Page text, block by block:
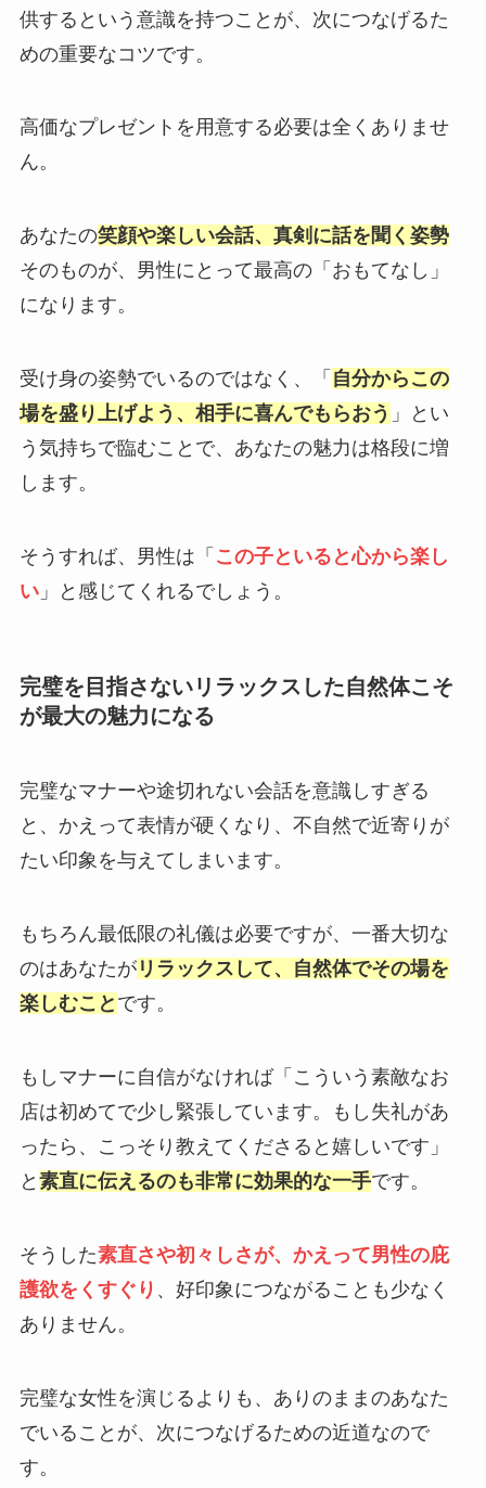
供するという意識を持つことが、次につなげるた
めの重要なコツです。
高価なプレゼントを用意する必要は全くありませ
ん。
あなたの笑顔や楽しい会話、真剣に話を聞く姿勢
そのものが、男性にとって最高の「おもてなし」
になります。
受け身の姿勢でいるのではなく、「 自分からこの
場を盛り上げよう、相手に喜んでもらおう 」とい
う気持ちで臨むことで、あなたの魅力は格段に増
します。
そうすれば、男性は「 この子といると心から楽し
い」と感じてくれるでしょう。
完璧を目指さないリラックスした自然体こそ
が最大の魅力になる
完璧なマナーや途切れない会話を意識しすぎる
と、かえって表情が硬くなり、不自然で近寄りが
たい印象を与えてしまいます。
もちろん最低限の礼儀は必要ですが、一番大切な
のはあなたがリラックスして、自然体でその場を
楽しむこと です。
もしマナーに自信がなければ「こういう素敵なお
店は初めてで少し緊張しています。もし失礼があ
ったら、こっそり教えてくださると嬉しいです」
と 素直に伝えるのも非常に効果的な一手です。
そうした素直さや初々しさが、かえって男性の庇
護欲をくすぐり 、好印象につながることも少なく
ありません。
完璧な女性を演じるよりも、ありのままのあなた
でいることが、次につなげるための近道なので
す。